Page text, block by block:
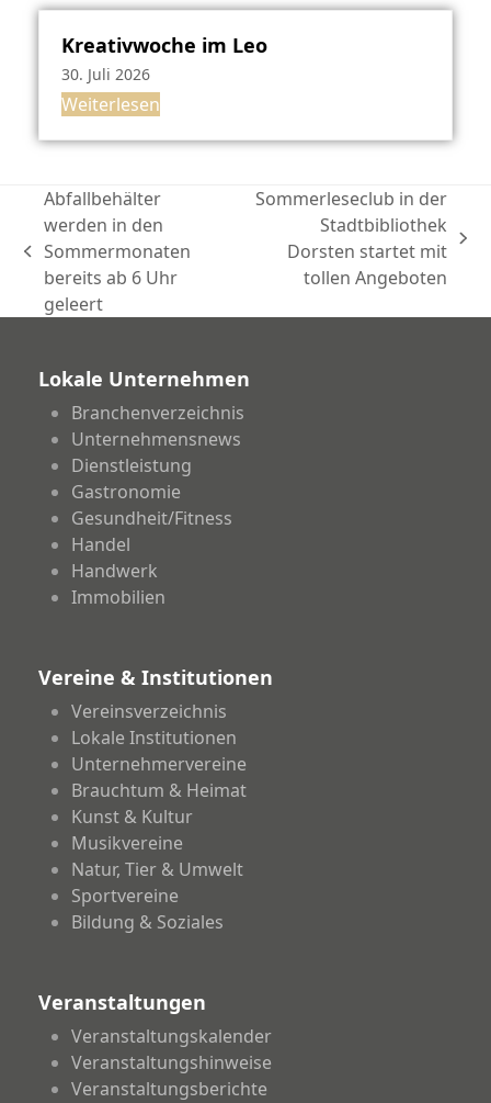
Kreativwoche im Leo
30. Juli 2026
Weiterlesen
vorheriger
Beitrag:
Abfallbehälter
werden in den
Sommermonaten
bereits ab 6 Uhr
geleert
Nächster
Beitrag:
Sommerleseclub in der
Stadtbibliothek
Dorsten startet mit
tollen Angeboten
Lokale Unternehmen
Branchenverzeichnis
Unternehmensnews
Dienstleistung
Gastronomie
Gesundheit/Fitness
Handel
Handwerk
Immobilien
Vereine & Institutionen
Vereinsverzeichnis
Lokale Institutionen
Unternehmervereine
Brauchtum & Heimat
Kunst & Kultur
Musikvereine
Natur, Tier & Umwelt
Sportvereine
Bildung & Soziales
Veranstaltungen
Veranstaltungskalender
Veranstaltungshinweise
Veranstaltungsberichte